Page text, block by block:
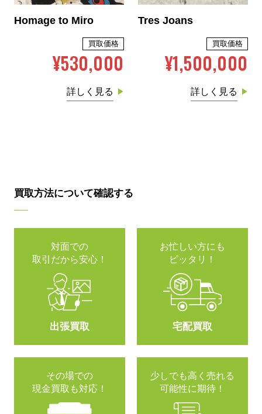
Homage to Miro
買取価格
¥530,000
詳しく見る
Tres Joans
買取価格
¥1,500,000
詳しく見る
買取方法について確認する
対面での
取引だから安心！
出張買取
お忙しい方にも
ピッタリ！
宅配買取
その場での
現金買取も対応！
少しでも高く売れる
可能性に期待！